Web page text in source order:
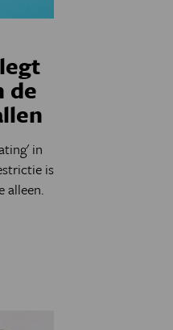
de
in
is
alleen.